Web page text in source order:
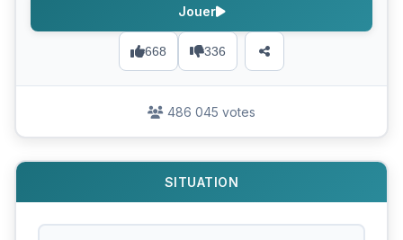
668 336
Jouer
486 045 votes
SITUATION